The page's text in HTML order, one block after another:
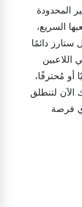
المحدودة
السريع،
ستارز دائمًا
اللاعبين
أو مُحترفًا،
لتنطلق